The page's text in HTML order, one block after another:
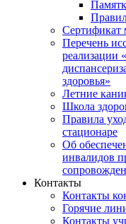
Сертификат
Перечень
реализации
здоровья»
Летние
Школа
Правила
стационаре
Об
инвалидов
Контакты
Контакты
Горячие
Контакты